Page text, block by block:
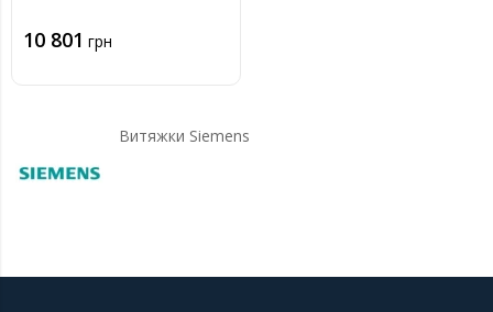
10 801 грн
Витяжки Siemens